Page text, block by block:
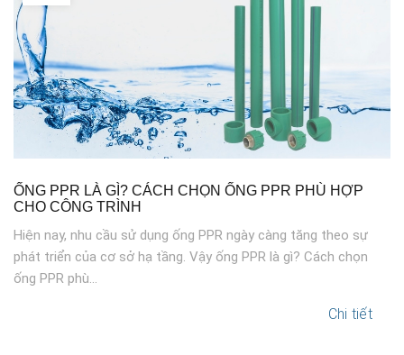
ỐNG PPR LÀ GÌ? CÁCH CHỌN ỐNG PPR PHÙ HỢP
CHO CÔNG TRÌNH
Hiện nay, nhu cầu sử dụng ống PPR ngày càng tăng theo sự
phát triển của cơ sở hạ tầng. Vậy ống PPR là gì? Cách chọn
ống PPR phù...
Chi tiết